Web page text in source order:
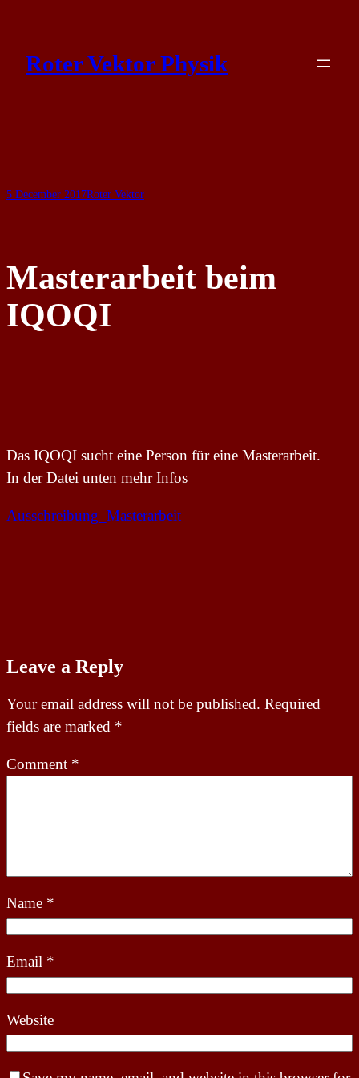
content
Roter Vektor Physik
5 December 2017Roter Vektor
Masterarbeit beim
IQOQI
Das IQOQI sucht eine Person für eine Masterarbeit.
In der Datei unten mehr Infos
Ausschreibung_Masterarbeit
Leave a Reply
Your email address will not be published. Required
fields are marked *
Comment *
Name *
Email *
Website